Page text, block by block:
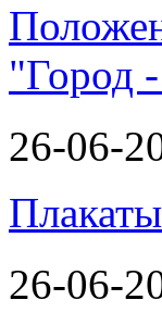
"Город
26-06-
26-06-